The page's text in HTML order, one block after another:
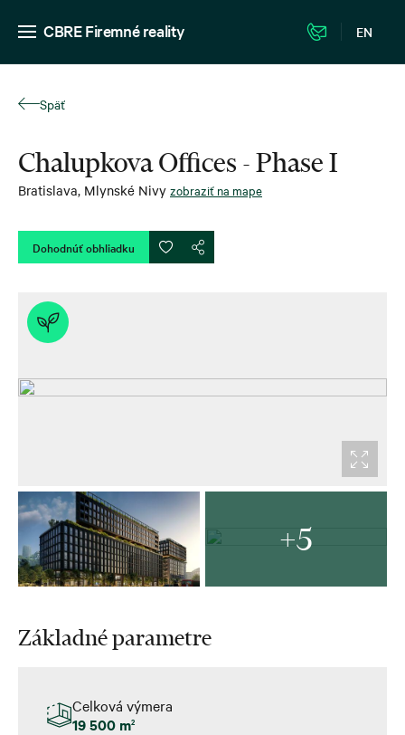
CBRE Firemné reality EN
Späť
Chalupkova Offices - Phase I
Bratislava, Mlynské Nivy zobraziť na mape
Dohodnúť obhliadku
+5
Základné parametre
Celková výmera
19 500 m2